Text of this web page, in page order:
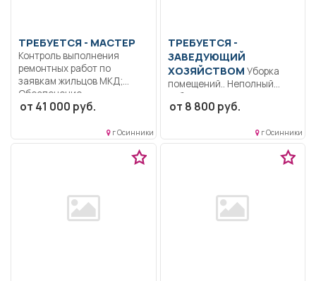
ТРЕБУЕТСЯ - МАСТЕР
Контроль выполнения
ремонтных работ по
заявкам жильцов МКД;
Обеспечение...
от 41 000 руб.
г Осинники
ТРЕБУЕТСЯ -
ЗАВЕДУЮЩИЙ
ХОЗЯЙСТВОМ
помещений.. Неполный
рабочий день/неполная
рабочая неделя..
от 8 800 руб.
г Осинники